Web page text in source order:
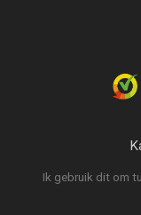
Ik gebruik dit om